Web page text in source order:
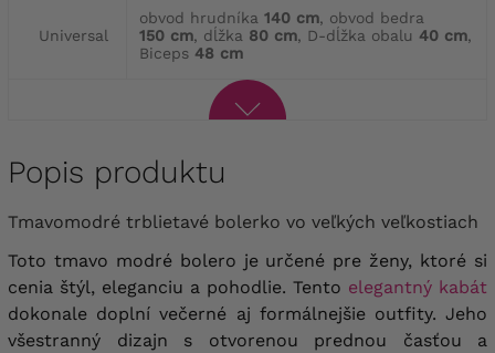
Universal
obvod hrudníka 140 cm, obvod bedra
150 cm, dĺžka 80 cm, D-dĺžka obalu 40 cm,
Biceps 48 cm
Popis produktu
Tmavomodré trblietavé bolerko vo veľkých veľkostiach
Toto tmavo modré bolero je určené pre ženy, ktoré si
cenia štýl, eleganciu a pohodlie. Tento elegantný kabát
dokonale doplní večerné aj formálnejšie outfity. Jeho
všestranný dizajn s otvorenou prednou časťou a